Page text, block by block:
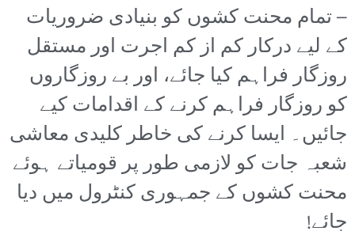
– تمام محنت کشوں کو بنیادی ضروریات
کے لیے درکار کم از کم اجرت اور مستقل
روزگار فراہم کیا جائے، اور بے روزگاروں
کو روزگار فراہم کرنے کے اقدامات کیے
جائیں۔ ایسا کرنے کی خاطر کلیدی معاشی
شعبہ جات کو لازمی طور پر قومیاتے ہوئے
محنت کشوں کے جمہوری کنٹرول میں دیا
جائے!